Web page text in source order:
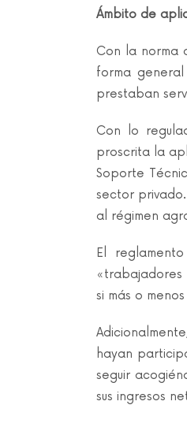
Ámbito de
Con la norma
forma
prestaban
Con lo
proscrita la
Soporte
sector
al régimen
El
«trabajadores
si más o
hayan
seguir
sus ingresos